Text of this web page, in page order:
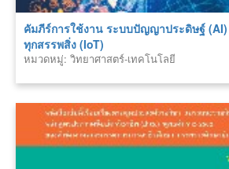
คัมภีร์การใช้งาน ระบบปัญญาประดิษฐ์ (AI)
ทุกสรรพสิ่ง (IoT)
หมวดหมู่: วิทยาศาสตร์-เทคโนโลยี